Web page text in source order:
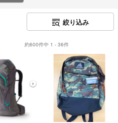
絞り込み
約600件中 1 - 36件